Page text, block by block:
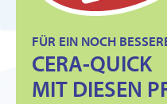
FÜR EIN NOCH
CERA-QUICK
MIT DIESEN